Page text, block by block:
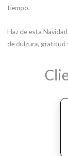
tiempo.
Haz de esta
de dulzura, gratitud